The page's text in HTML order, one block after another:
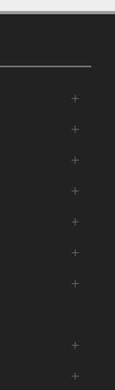
+
+
+
+
+
+
+
+
+